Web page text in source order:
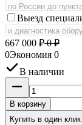
Выезд
667 000 ₽0₽
0Экономия 0
В наличии
В корзину
Купить в один клик